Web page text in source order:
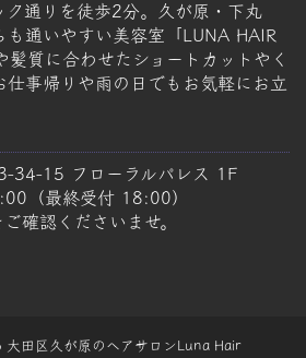
ク通りを徒歩2分。久が原・下丸
も通いやすい美容室「LUNA HAIR
髪質に合わせたショートカットやく
仕事帰りや雨の日でもお気軽にお立
34-15 フローラルパレス 1F
（最終受付 18:00）
確認くださいませ。
田区久が原のヘアサロンLuna Hair